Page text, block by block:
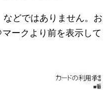
どではありません。お
ークより前を表示して